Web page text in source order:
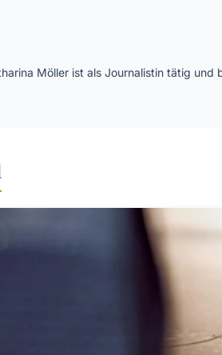
Möller ist als Journalistin tätig